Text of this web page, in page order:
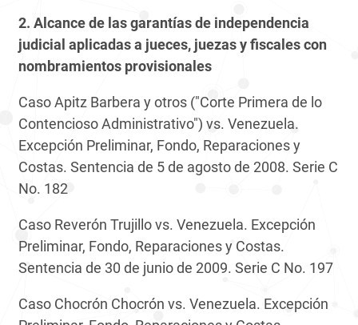
2. Alcance de las garantías de independencia
judicial aplicadas a jueces, juezas y fiscales con
nombramientos provisionales
Caso Apitz Barbera y otros ("Corte Primera de lo
Contencioso Administrativo") vs. Venezuela.
Excepción Preliminar, Fondo, Reparaciones y
Costas. Sentencia de 5 de agosto de 2008. Serie C
No. 182
Caso Reverón Trujillo vs. Venezuela. Excepción
Preliminar, Fondo, Reparaciones y Costas.
Sentencia de 30 de junio de 2009. Serie C No. 197
Caso Chocrón Chocrón vs. Venezuela. Excepción